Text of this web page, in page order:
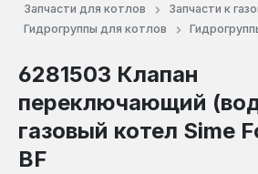
Запчасти для котлов
Запчасти к
Гидрогруппы для котлов
6281503 Клапан
переключающий
газовый котел Sime
BF